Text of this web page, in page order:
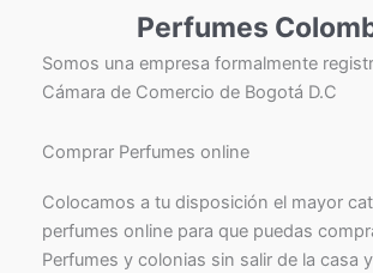
Perfumes
Somos una empresa formalmente
Cámara de Comercio de Bogotá D.C
Comprar Perfumes online
Colocamos a tu disposición el mayor
perfumes online para que puedas
Perfumes y colonias sin salir de la casa